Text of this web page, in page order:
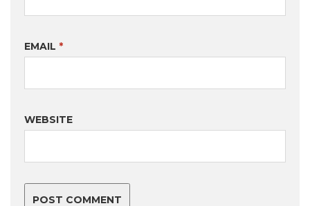
EMAIL *
WEBSITE